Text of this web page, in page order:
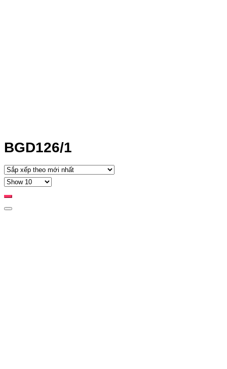
BGD126/1